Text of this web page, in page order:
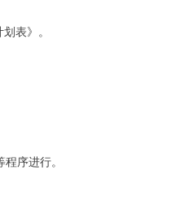
表》。
序进行。